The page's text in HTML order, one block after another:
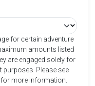
for certain adventure
amounts listed
are engaged solely for
purposes. Please see
more information.